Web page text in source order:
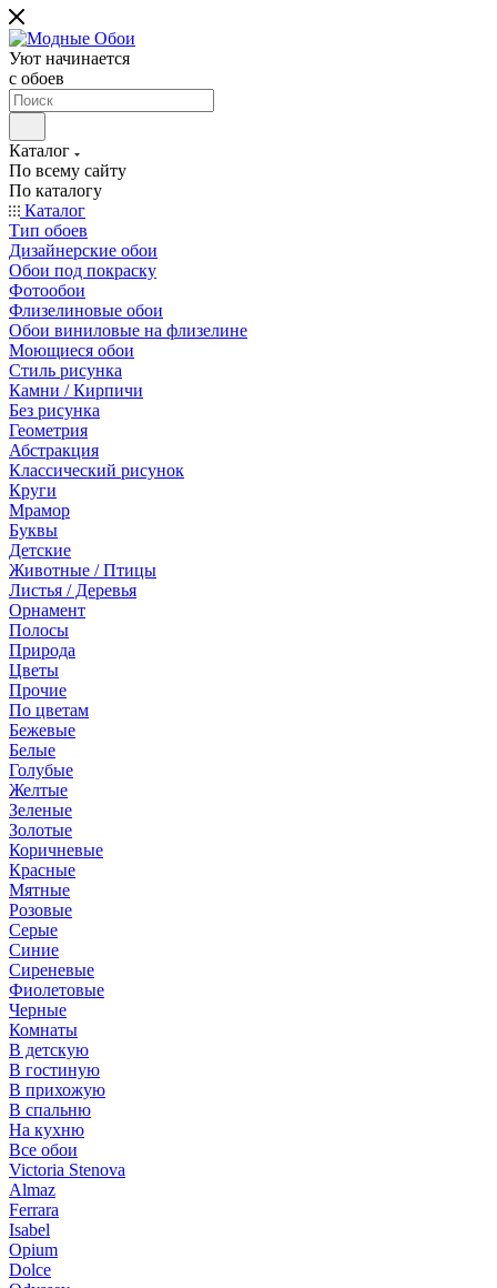
Уют начинается
c обоев
Каталог
По всему сайту
По каталогу
Каталог
Тип обоев
Дизайнерские обои
Обои под покраску
Фотообои
Флизелиновые обои
Обои виниловые на флизелине
Моющиеся обои
Стиль рисунка
Камни / Кирпичи
Без рисунка
Геометрия
Абстракция
Классический рисунок
Круги
Мрамор
Буквы
Детские
Животные / Птицы
Листья / Деревья
Орнамент
Полосы
Природа
Цветы
Прочие
По цветам
Бежевые
Белые
Голубые
Желтые
Зеленые
Золотые
Коричневые
Красные
Мятные
Розовые
Серые
Синие
Сиреневые
Фиолетовые
Черные
Комнаты
В детскую
В гостиную
В прихожую
В спальню
На кухню
Все обои
Victoria Stenova
Almaz
Ferrara
Isabel
Opium
Dolce